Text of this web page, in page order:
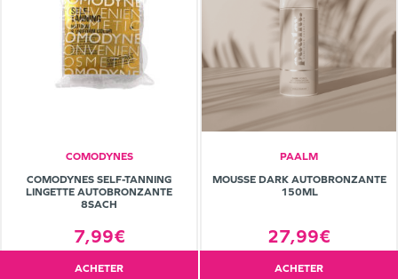
COMODYNES
COMODYNES SELF-TANNING
LINGETTE AUTOBRONZANTE
8SACH
7,99€
ACHETER
PAALM
MOUSSE DARK AUTOBRONZANTE
150ML
27,99€
ACHETER